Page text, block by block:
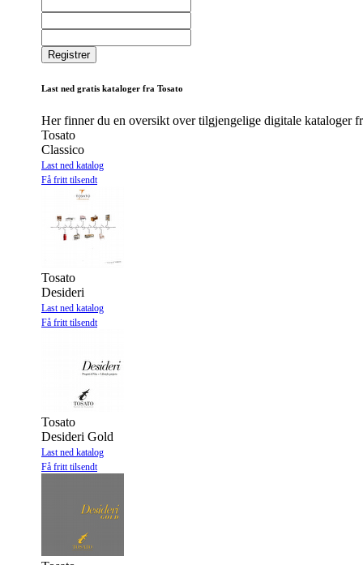
Last ned gratis kataloger fra Tosato
Her finner du en oversikt over tilgjengelige digitale kataloger
Tosato
Classico
Last ned katalog
Få fritt tilsendt
Tosato
Desideri
Last ned katalog
Få fritt tilsendt
Tosato
Desideri Gold
Last ned katalog
Få fritt tilsendt